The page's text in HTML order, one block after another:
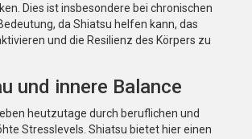
Dies ist insbesondere bei chronischen
da Shiatsu helfen kann, das
und die Resilienz des Körpers zu
und innere Balance
heutzutage durch beruflichen und
Stresslevels. Shiatsu bietet hier einen